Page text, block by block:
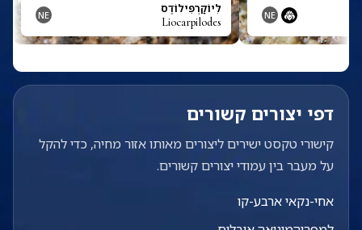
NE לִיוֹקַרְפִּילוֹדֶס
Liocarpilodes
NE
דפי יצורים קשורים
קישורי טקסט ישירים ליצורים מאותו אזור מחיה, כדי להקל
על מעבר בין עמודי יצורים קשורים.
אחי-נקאי ארבע-קו